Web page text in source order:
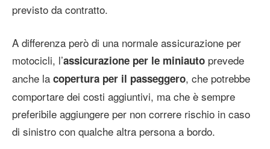
previsto da contratto.
A differenza però di una normale assicurazione per
motocicli, l’assicurazione per le miniauto prevede
anche la copertura per il passeggero, che potrebbe
comportare dei costi aggiuntivi, ma che è sempre
preferibile aggiungere per non correre rischio in caso
di sinistro con qualche altra persona a bordo.